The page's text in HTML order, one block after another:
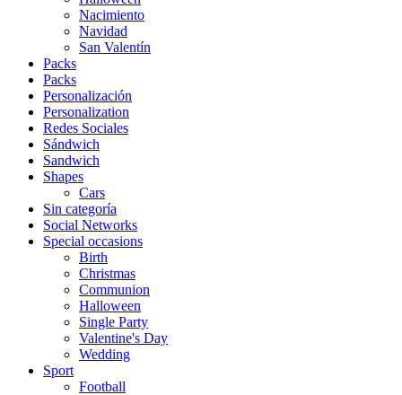
Nacimiento
Navidad
San Valentín
Packs
Packs
Personalización
Personalization
Redes Sociales
Sándwich
Sandwich
Shapes
Cars
Sin categoría
Social Networks
Special occasions
Birth
Christmas
Communion
Halloween
Single Party
Valentine's Day
Wedding
Sport
Football